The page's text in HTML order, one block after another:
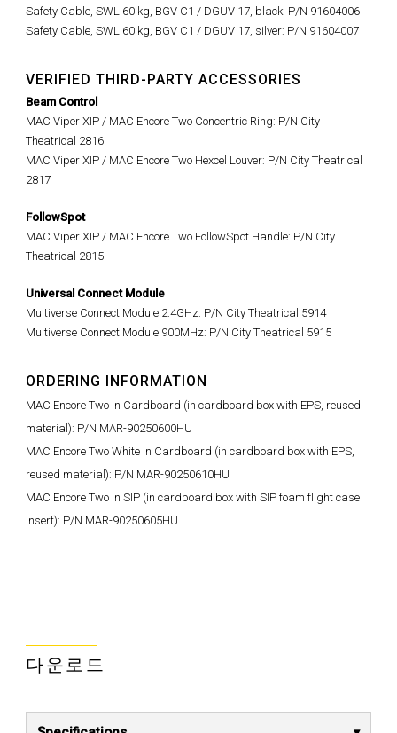
Safety Cable, SWL 60 kg, BGV C1 / DGUV 17, black: P/N 91604006
Safety Cable, SWL 60 kg, BGV C1 / DGUV 17, silver: P/N 91604007
VERIFIED THIRD-PARTY ACCESSORIES
Beam Control
MAC Viper XIP / MAC Encore Two Concentric Ring: P/N City
Theatrical 2816
MAC Viper XIP / MAC Encore Two Hexcel Louver: P/N City Theatrical
2817
FollowSpot
MAC Viper XIP / MAC Encore Two FollowSpot Handle: P/N City
Theatrical 2815
Universal Connect Module
Multiverse Connect Module 2.4GHz: P/N City Theatrical 5914
Multiverse Connect Module 900MHz: P/N City Theatrical 5915
ORDERING INFORMATION
MAC Encore Two in Cardboard (in cardboard box with EPS, reused
material): P/N MAR-90250600HU
MAC Encore Two White in Cardboard (in cardboard box with EPS,
reused material): P/N MAR-90250610HU
MAC Encore Two in SIP (in cardboard box with SIP foam flight case
insert): P/N MAR-90250605HU
다운로드